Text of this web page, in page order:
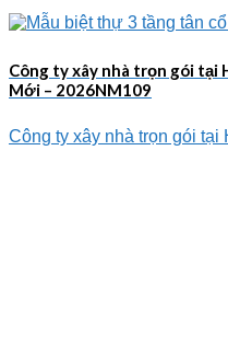
Công ty xây nhà trọn gói tại
Mới – 2026NM109
Công ty xây nhà trọn gói